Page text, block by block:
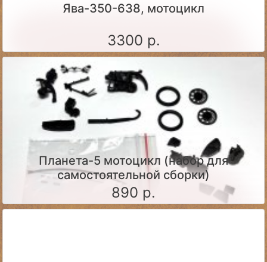
Ява-350-638, мотоцикл
3300 р.
Планета-5 мотоцикл (набор для
самостоятельной сборки)
890 р.